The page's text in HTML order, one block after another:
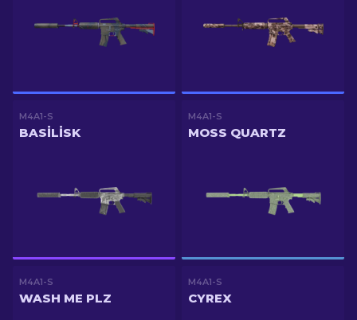
M4A1-S
BASILISK
M4A1-S
MOSS QUARTZ
M4A1-S
WASH ME PLZ
M4A1-S
CYREX